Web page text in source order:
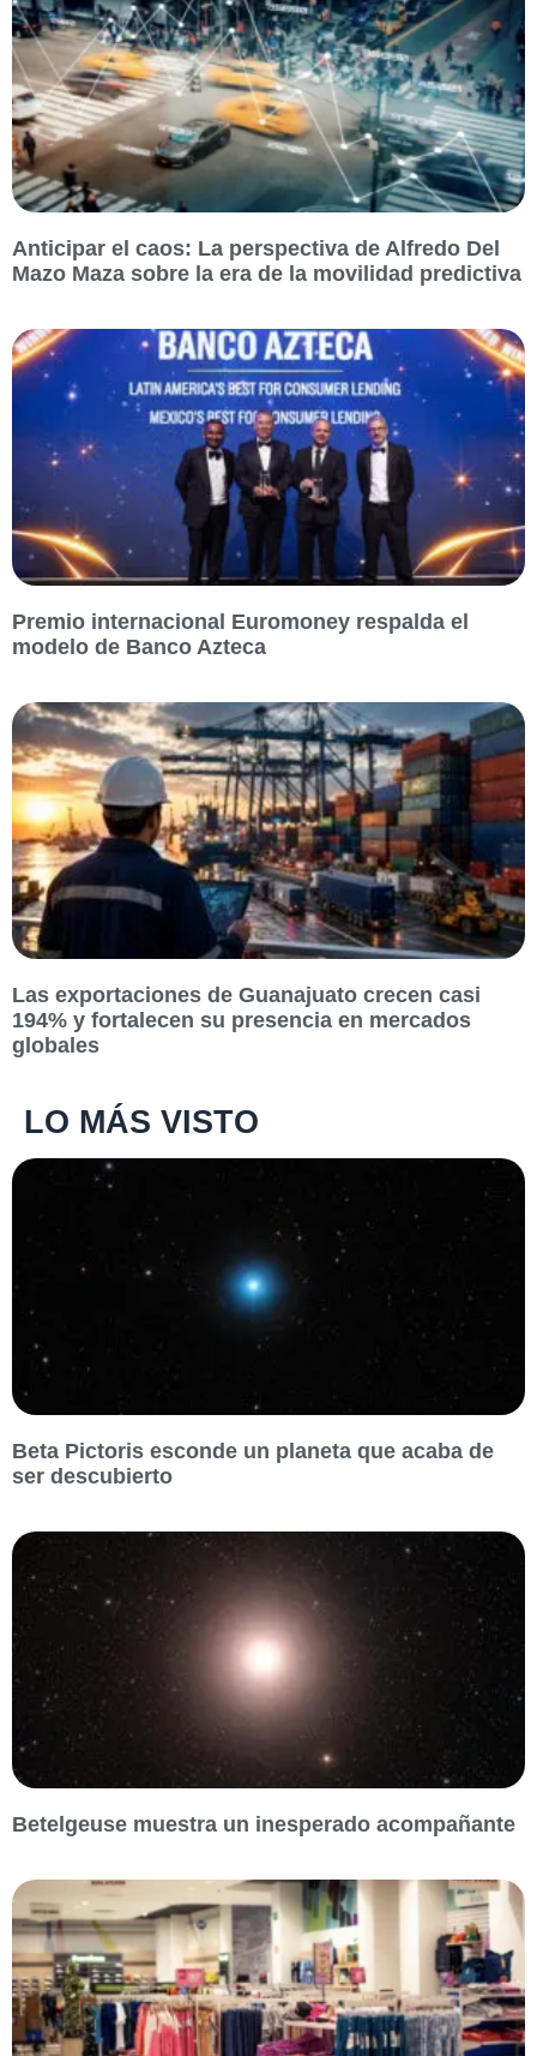
Anticipar el caos: La perspectiva de Alfredo Del
Mazo Maza sobre la era de la movilidad predictiva
Premio internacional Euromoney respalda el
modelo de Banco Azteca
Las exportaciones de Guanajuato crecen casi
194% y fortalecen su presencia en mercados
globales
LO MÁS VISTO
Beta Pictoris esconde un planeta que acaba de
ser descubierto
Betelgeuse muestra un inesperado acompañante